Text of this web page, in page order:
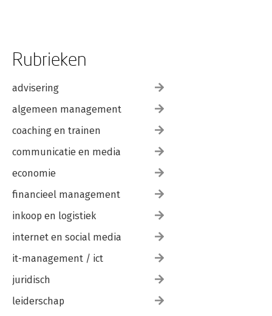
Rubrieken
advisering
algemeen management
coaching en trainen
communicatie en media
economie
financieel management
inkoop en logistiek
internet en social media
it-management / ict
juridisch
leiderschap